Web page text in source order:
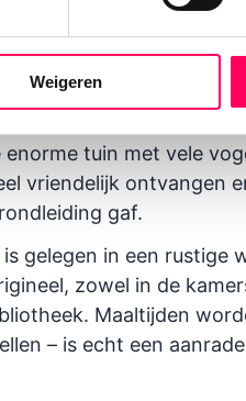
Weigeren
bij waar ik een mooi
tuin met vele
vriendelijk ontvangen
gaf.
gelegen in een rustige
zowel in de
Maaltijden
– is echt een